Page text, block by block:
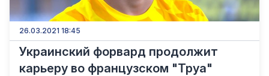
26.03.2021 18:45
Украинский форвард продолжит
карьеру во французском "Труа"